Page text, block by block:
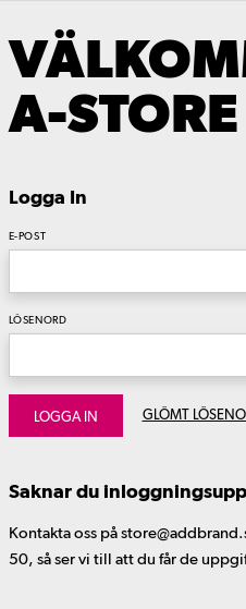
A-STORE
Logga In
E-POST
LÖSENORD
LOGGA IN GLÖMT
Saknar du
Kontakta oss på
50, så ser vi till att du får de